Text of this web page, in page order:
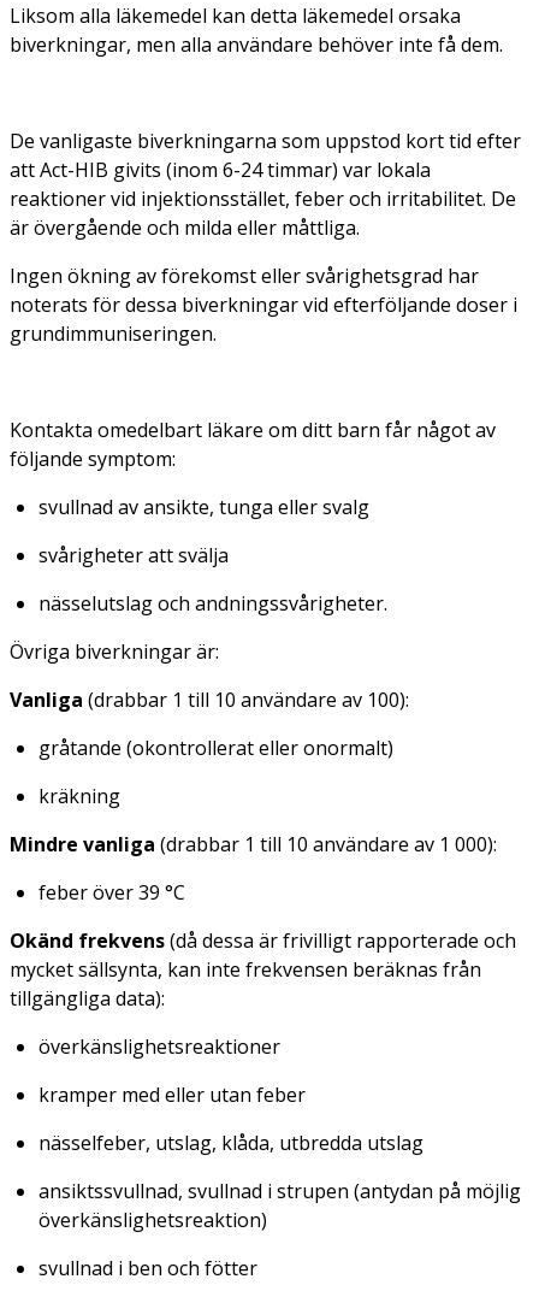
Liksom alla läkemedel kan detta läkemedel orsaka
biverkningar, men alla användare behöver inte få dem.
De vanligaste biverkningarna som uppstod kort tid efter
att Act-HIB givits (inom 6-24 timmar) var lokala
reaktioner vid injektionsstället, feber och irritabilitet. De
är övergående och milda eller måttliga.
Ingen ökning av förekomst eller svårighetsgrad har
noterats för dessa biverkningar vid efterföljande doser i
grundimmuniseringen.
Kontakta omedelbart läkare om ditt barn får något av
följande symptom:
svullnad av ansikte, tunga eller svalg
svårigheter att svälja
nässelutslag och andningssvårigheter.
Övriga biverkningar är:
Vanliga (drabbar 1 till 10 användare av 100):
gråtande (okontrollerat eller onormalt)
kräkning
Mindre vanliga (drabbar 1 till 10 användare av 1 000):
feber över 39 °C
Okänd frekvens(då dessa är frivilligt rapporterade och
mycket sällsynta, kan inte frekvensen beräknas från
tillgängliga data):
överkänslighetsreaktioner
kramper med eller utan feber
nässelfeber, utslag, klåda, utbredda utslag
ansiktssvullnad, svullnad i strupen (antydan på möjlig
överkänslighetsreaktion)
svullnad i ben och fötter